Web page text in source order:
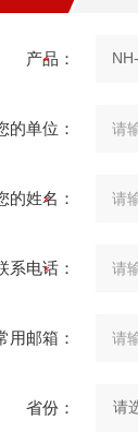
产品：
的单位：
的姓名：
系电话：
用邮箱：
省份：